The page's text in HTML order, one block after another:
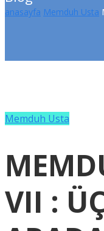
anasayfa Memduh Usta
Memduh Usta
VII :